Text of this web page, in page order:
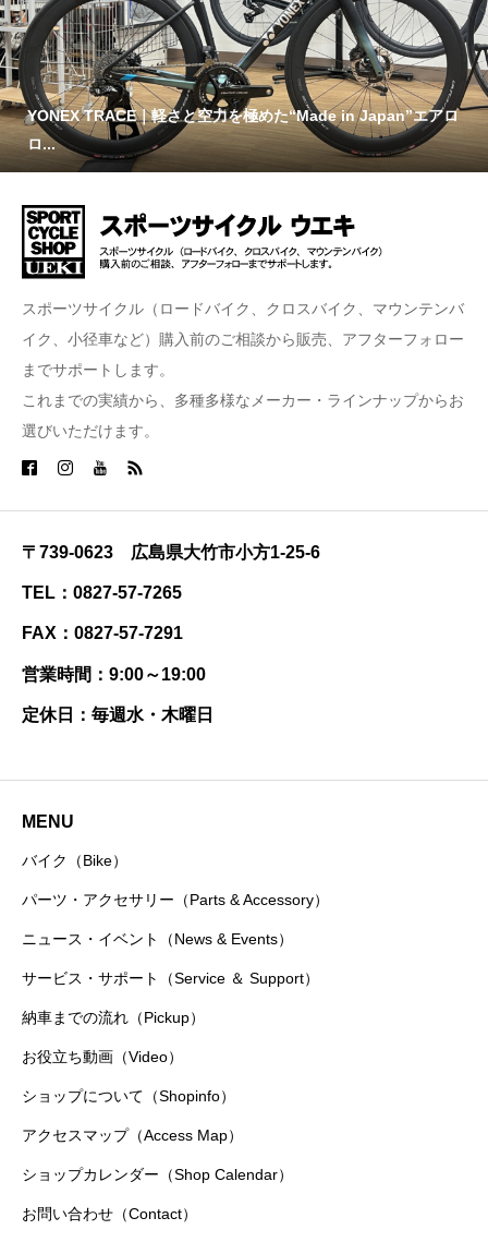
YONEX TRACE｜軽さと空力を極めた“Made in Japan”エアロ
ロ...
スポーツサイクル（ロードバイク、クロスバイク、マウンテンバ
イク、小径車など）購入前のご相談から販売、アフターフォロー
までサポートします。
これまでの実績から、多種多様なメーカー・ラインナップからお
選びいただけます。
〒739-0623 広島県大竹市小方1-25-6
TEL：0827-57-7265
FAX：0827-57-7291
営業時間：9:00～19:00
定休日：毎週水・木曜日
MENU
バイク（Bike）
パーツ・アクセサリー（Parts & Accessory）
ニュース・イベント（News & Events）
サービス・サポート（Service ＆ Support）
納車までの流れ（Pickup）
お役立ち動画（Video）
ショップについて（Shopinfo）
アクセスマップ（Access Map）
ショップカレンダー（Shop Calendar）
お問い合わせ（Contact）